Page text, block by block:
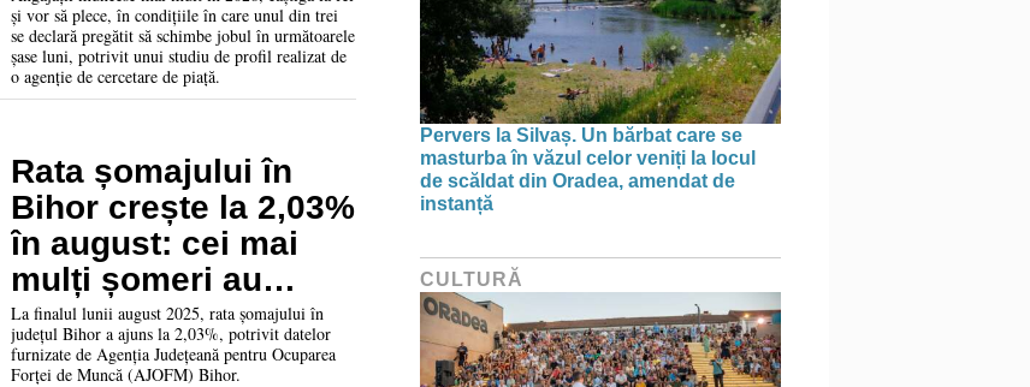
muncă în 2026
și vor să plece, în condițiile în care unul din trei
se declară pregătit să schimbe jobul în următoarele
șase luni, potrivit unui studiu de profil realizat de
o agenție de cercetare de piață.
Rata șomajului în
Bihor crește la 2,03%
în august: cei mai
mulți șomeri au
peste 40 de ani
La finalul lunii august 2025, rata șomajului în
județul Bihor a ajuns la 2,03%, potrivit datelor
furnizate de Agenția Județeană pentru Ocuparea
Forței de Muncă (AJOFM) Bihor.
Pervers la Silvaș. Un bărbat care se
masturba în văzul celor veniți la locul
de scăldat din Oradea, amendat de
instanță
CULTURĂ